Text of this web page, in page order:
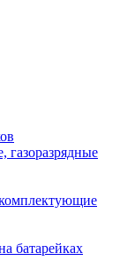
газоразрядные
батарейках